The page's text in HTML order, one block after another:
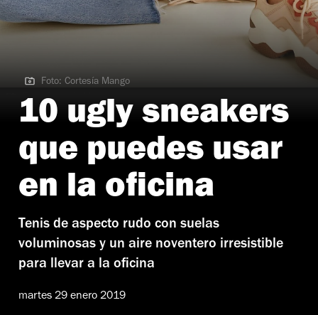
Foto: Cortesía Mango
Foto: Cortesía Mango
10 ugly sneakers
que puedes usar
en la oficina
Tenis de aspecto rudo con suelas
voluminosas y un aire noventero irresistible
para llevar a la oficina
martes 29 enero 2019